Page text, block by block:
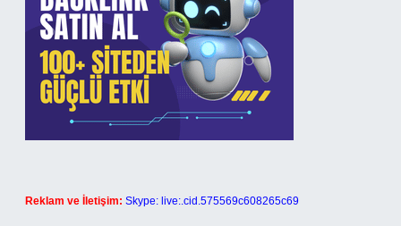
Reklam ve İletişim: Skype: live:.cid.575569c608265c69